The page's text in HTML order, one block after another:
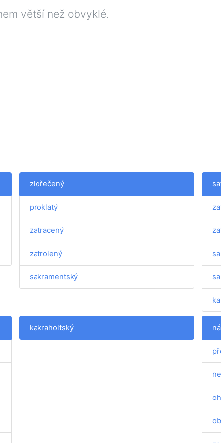
větší než obvyklé.
zlořečený
proklatý
zatracený
zatrolený
sakramentský
kakraholtský